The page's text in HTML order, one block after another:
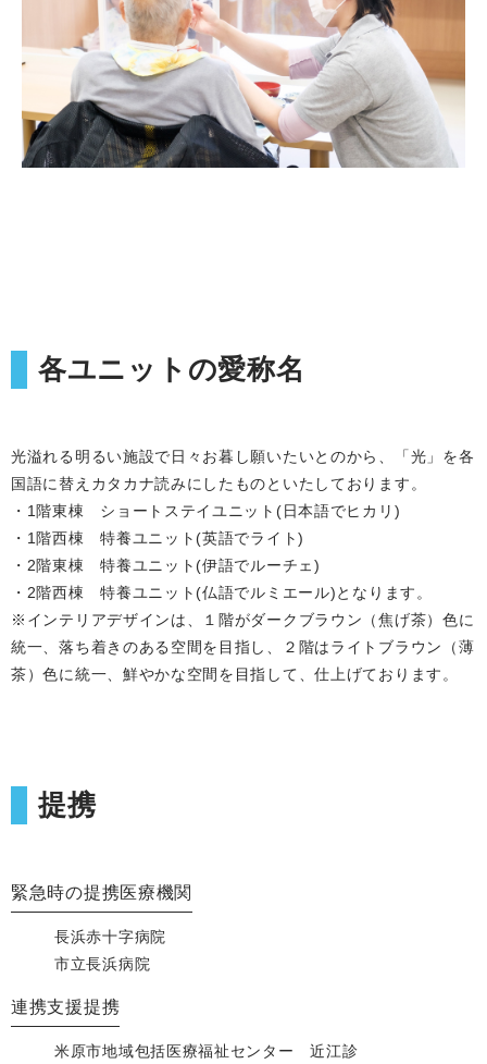
各ユニットの愛称名
光溢れる明るい施設で日々お暮し願いたいとのから、「光」を各
国語に替えカタカナ読みにしたものといたしております。
・1階東棟 ショートステイユニット(日本語でヒカリ)
・1階西棟 特養ユニット(英語でライト)
・2階東棟 特養ユニット(伊語でルーチェ)
・2階西棟 特養ユニット(仏語でルミエール)となります。
※インテリアデザインは、１階がダークブラウン（焦げ茶）色に
統一、落ち着きのある空間を目指し、２階はライトブラウン（薄
茶）色に統一、鮮やかな空間を目指して、仕上げております。
提携
緊急時の提携医療機関
長浜赤十字病院
市立長浜病院
連携支援提携
米原市地域包括医療福祉センター 近江診